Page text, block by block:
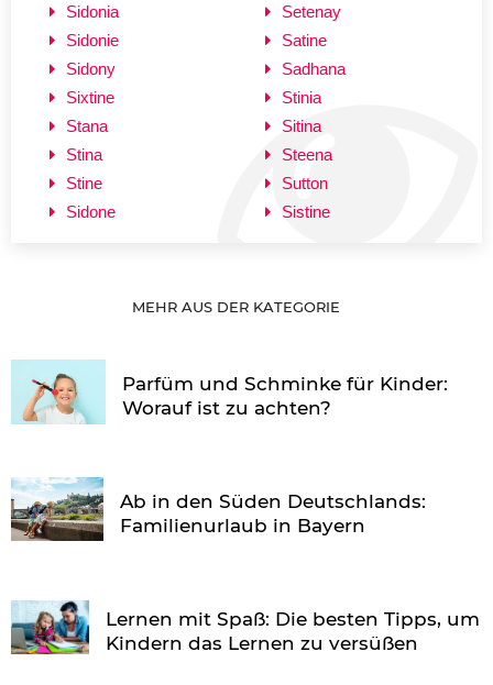
Sidonia
Sidonie
Sidony
Sixtine
Stana
Stina
Stine
Sidone
Setenay
Satine
Sadhana
Stinia
Sitina
Steena
Sutton
Sistine
MEHR AUS DER KATEGORIE
Parfüm und Schminke für Kinder:
Worauf ist zu achten?
Ab in den Süden Deutschlands:
Familienurlaub in Bayern
Lernen mit Spaß: Die besten Tipps, um
Kindern das Lernen zu versüßen